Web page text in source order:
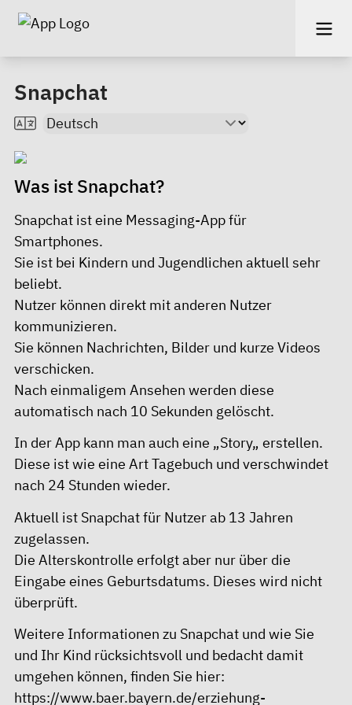
Snapchat
Was ist Snapchat?
Snapchat ist eine Messaging-App für
Smartphones.
Sie ist bei Kindern und Jugendlichen aktuell sehr
beliebt.
Nutzer können direkt mit anderen Nutzer
kommunizieren.
Sie können Nachrichten, Bilder und kurze Videos
verschicken.
Nach einmaligem Ansehen werden diese
automatisch nach 10 Sekunden gelöscht.
In der App kann man auch eine „Story„ erstellen.
Diese ist wie eine Art Tagebuch und verschwindet
nach 24 Stunden wieder.
Aktuell ist Snapchat für Nutzer ab 13 Jahren
zugelassen.
Die Alterskontrolle erfolgt aber nur über die
Eingabe eines Geburtsdatums. Dieses wird nicht
überprüft.
Weitere Informationen zu Snapchat und wie Sie
und Ihr Kind rücksichtsvoll und bedacht damit
umgehen können, finden Sie hier:
https://www.baer.bayern.de/erziehung-